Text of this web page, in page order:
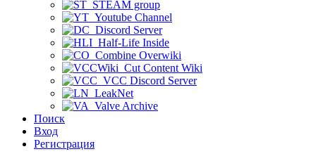
STEAM group
Youtube Channel
Discord Server
Half-Life Inside
Combine Overwiki
Cut Content Wiki
VCC Discord Server
LeakNet
Valve Archive
Поиск
Вход
Регистрация